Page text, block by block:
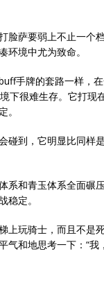
脸萨要弱上不止一个
环境中尤为致命。
手牌的套路一样，
下很难生存。它打现
。
碰到，它明显比同样
系和青玉体系全面碾
稳定。
上玩骑士，而且不是
气和地思考一下：“我